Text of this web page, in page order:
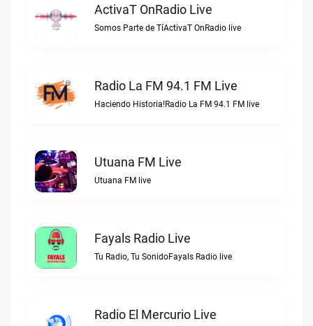
ActivaT OnRadio Live
Somos Parte de TíActivaT OnRadio live
Radio La FM 94.1 FM Live
Haciendo Historia!Radio La FM 94.1 FM live
Utuana FM Live
Utuana FM live
Fayals Radio Live
Tu Radio, Tu SonidoFayals Radio live
Radio El Mercurio Live